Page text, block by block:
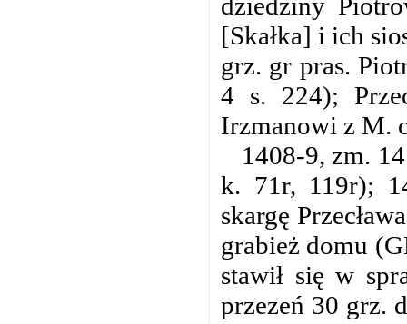
[Skałka] i ich
grz. gr pras.
4 s. 224);
Irzmanowi z M.
1408-9, zm.
k. 71r, 119r);
skargę
grabież domu
stawił się w
przezeń 30 grz.